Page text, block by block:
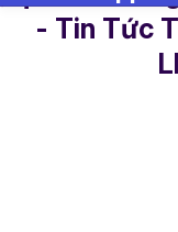
- Tin Tức